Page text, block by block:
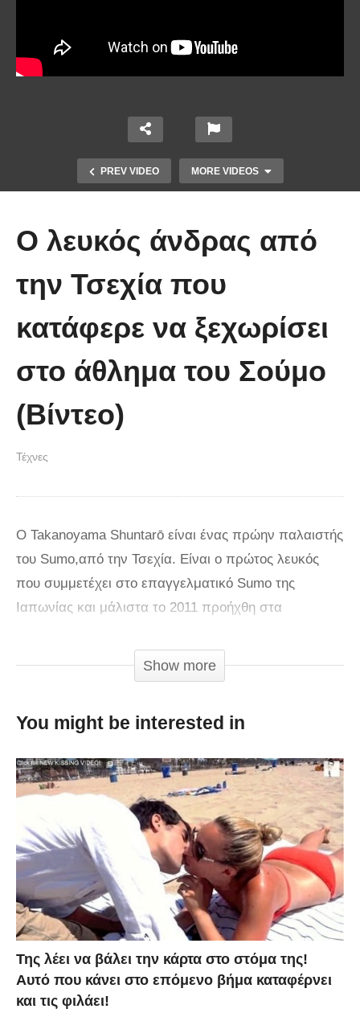
PREV VIDEO MORE VIDEOS
(video)
Ο λευκός άνδρας από
την Τσεχία που
κατάφερε να ξεχωρίσει
στο άθλημα του Σούμο
(Βίντεο)
Τέχνες
Ο Takanoyama Shuntarō είναι ένας πρώην παλαιστής
του Sumo,από την Τσεχία. Είναι ο πρώτος λευκός
που συμμετέχει στο επαγγελματικό Sumo της
Ιαπωνίας και μάλιστα το 2011 προήχθη στα
καταφέρνει να ξεπερνάει τα εμπόδια των
υπέρβαρων αντιπάλων του,βασιζόμενος στην
Show more
You might be interested in
Της λέει να βάλει την κάρτα στο στόμα της!
Αυτό που κάνει στο επόμενο βήμα καταφέρνει
και τις φιλάει!